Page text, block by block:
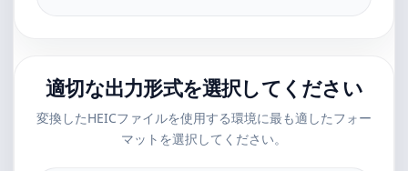
適切な出力形式を選択してください
変換したHEICファイルを使用する環境に最も適したフォー
マットを選択してください。